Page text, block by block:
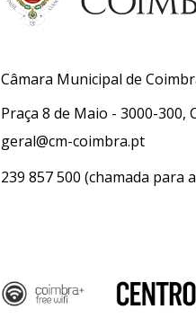
Câmara Municipal de
Praça 8 de Maio - 3000-300,
geral@cm-coimbra.pt
239 857 500 (chamada para